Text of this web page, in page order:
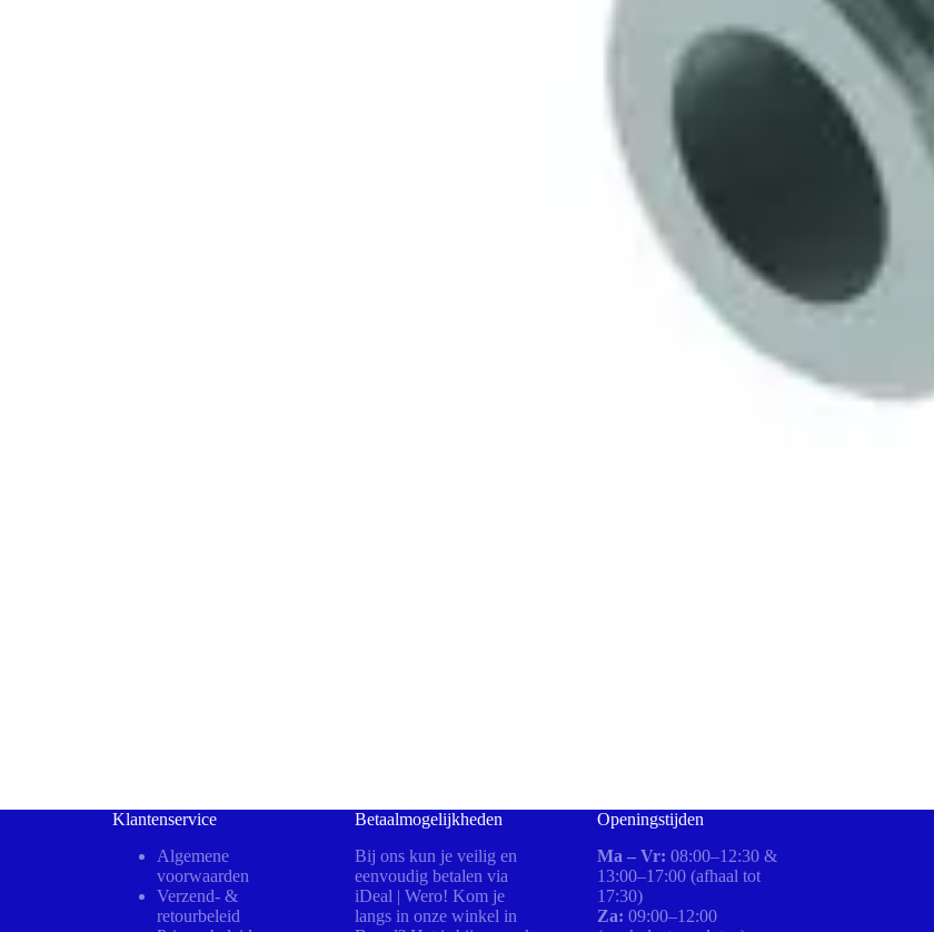
Klantenservice
Algemene
voorwaarden
Verzend- &
retourbeleid
Betaalmogelijkheden
Bij ons kun je veilig en
eenvoudig betalen via
iDeal | Wero! Kom je
langs in onze winkel in
Openingstijden
Ma – Vr: 08:00–12:30 &
13:00–17:00 (afhaal tot
17:30)
Za: 09:00–12:00